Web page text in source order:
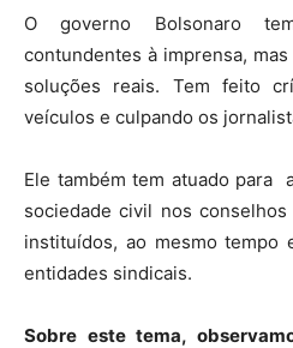
O governo Bolsonaro
contundentes à imprensa,
soluções reais. Tem feito
veículos e culpando os
Ele também tem atuado para
sociedade civil nos
instituídos, ao mesmo tempo
entidades sindicais.
Sobre este tema,